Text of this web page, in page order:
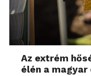
Az extrém
élén a